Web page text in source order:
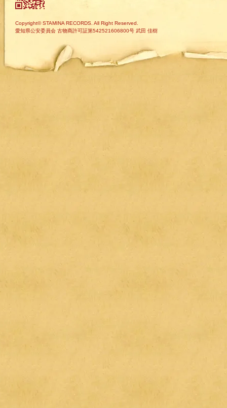
Copyright© STAMINA RECORDS. All Right Reserved.
愛知県公安委員会 古物商許可証第542521606800号 武田 佳樹